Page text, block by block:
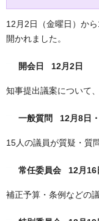
12月2日（金曜日）か
開かれました。
開会日 12月2日
知事提出議案について
一般質問 12月8日
15人の議員が質疑・質
常任委員会 12月16
補正予算・条例などの